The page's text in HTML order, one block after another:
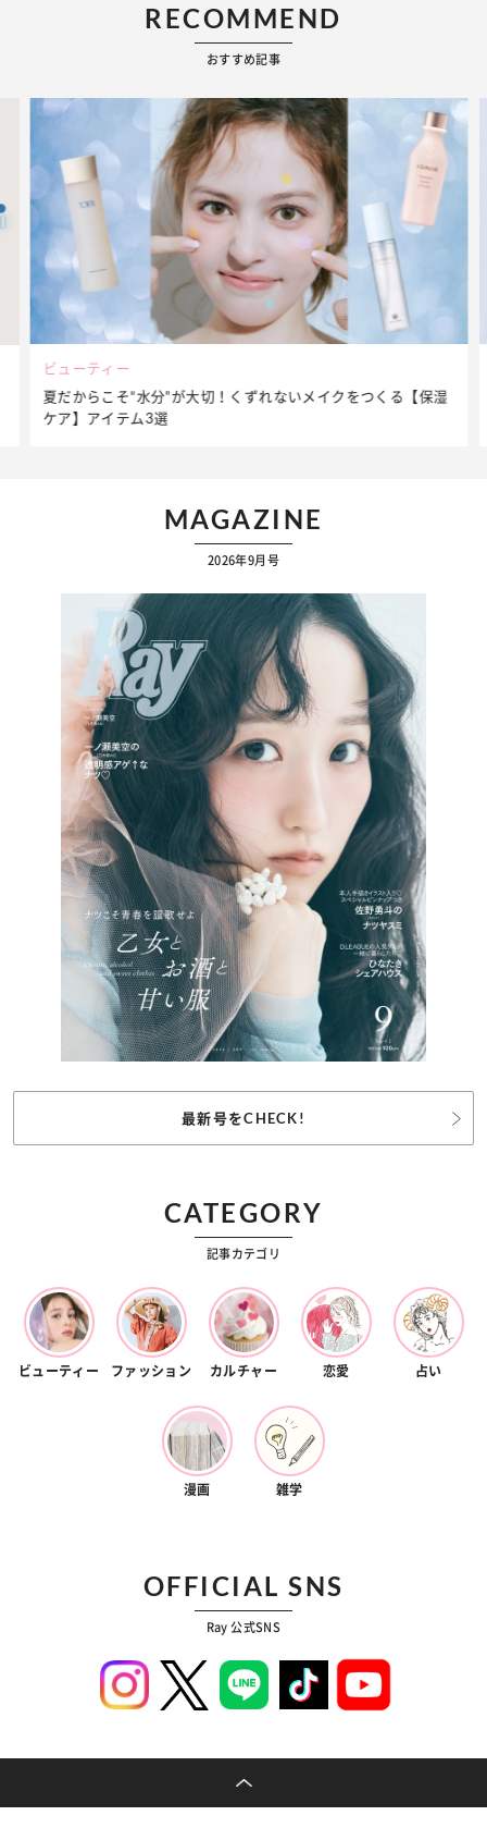
RECOMMEND
おすすめ記事
ビューティー
夏だからこそ“水分”が大切！くずれないメイクをつくる【保湿
ケア】アイテム3選
MAGAZINE
2026年9月号
最新号をCHECK!
CATEGORY
記事カテゴリ
ビューティー ファッション カルチャー 恋愛 占い
漫画 雑学
OFFICIAL SNS
Ray 公式SNS